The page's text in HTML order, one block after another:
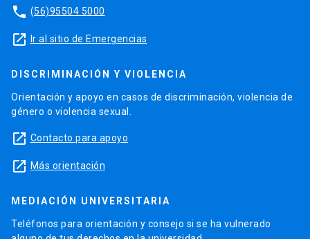
phone (56)95504 5000
launch Ir al sitio de Emergencias
DISCRIMINACIÓN Y VIOLENCIA
Orientación y apoyo en casos de discriminación, violencia de
género o violencia sexual.
launch Contacto para apoyo
launch Más orientación
MEDIACIÓN UNIVERSITARIA
Teléfonos para orientación y consejo si se ha vulnerado